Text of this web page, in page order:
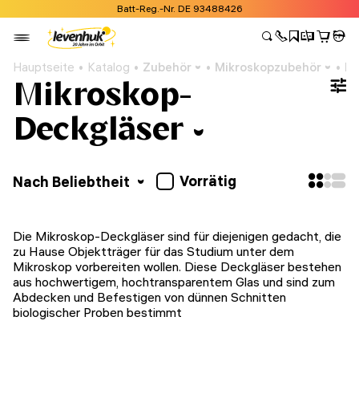
Batt-Reg.-Nr. DE 93488426
Hauptseite Katalog Zubehör Mikroskopzubehör
Mikroskop-
Deckgläser
Nach Beliebtheit Vorrätig
Die Mikroskop-Deckgläser sind für diejenigen gedacht, die
zu Hause Objektträger für das Studium unter dem
Mikroskop vorbereiten wollen. Diese Deckgläser bestehen
aus hochwertigem, hochtransparentem Glas und sind zum
Abdecken und Befestigen von dünnen Schnitten
biologischer Proben bestimmt